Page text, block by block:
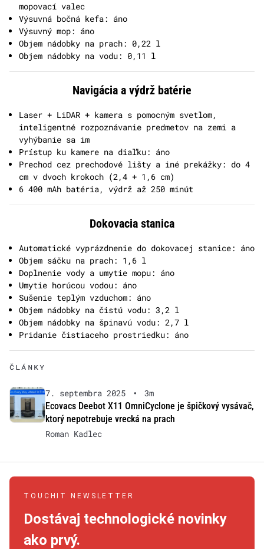
mopovací valec
Výsuvná bočná kefa: áno
Výsuvný mop: áno
Objem nádobky na prach: 0,22 l
Objem nádobky na vodu: 0,11 l
Navigácia a výdrž batérie
Laser + LiDAR + kamera s pomocným svetlom,
inteligentné rozpoznávanie predmetov na zemi a
vyhýbanie sa im
Prístup ku kamere na diaľku: áno
Prechod cez prechodové lišty a iné prekážky: do 4
cm v dvoch krokoch (2,4 + 1,6 cm)
6 400 mAh batéria, výdrž až 250 minút
Dokovacia stanica
Automatické vyprázdnenie do dokovacej stanice: áno
Objem sáčku na prach: 1,6 l
Doplnenie vody a umytie mopu: áno
Umytie horúcou vodou: áno
Sušenie teplým vzduchom: áno
Objem nádobky na čistú vodu: 3,2 l
Objem nádobky na špinavú vodu: 2,7 l
Pridanie čistiaceho prostriedku: áno
ČLÁNKY
7. septembra 2025 •
3m
Ecovacs Deebot X11 OmniCyclone je špičkový vysávač,
ktorý nepotrebuje vrecká na prach
Roman Kadlec
TOUCHIT NEWSLETTER
Dostávaj technologické novinky
ako prvý.